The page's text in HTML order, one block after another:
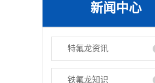
新闻中心
特氟龙资讯
铁氟龙知识